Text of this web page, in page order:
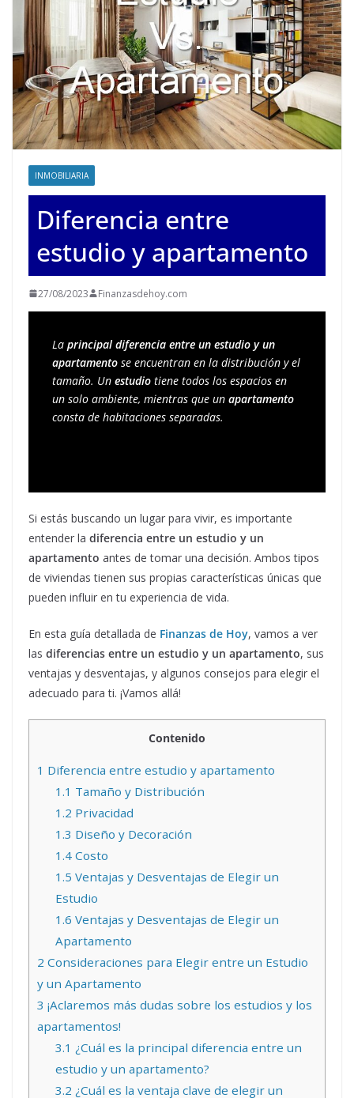
INMOBILIARIA
Diferencia entre
estudio y apartamento
27/08/2023 Finanzasdehoy.com
La principal diferencia entre un estudio y un
apartamento se encuentran en la distribución y el
tamaño. Un estudio tiene todos los espacios en
un solo ambiente, mientras que un apartamento
consta de habitaciones separadas.
Si estás buscando un lugar para vivir, es importante
entender la diferencia entre un estudio y un
apartamento antes de tomar una decisión. Ambos tipos
de viviendas tienen sus propias características únicas que
pueden influir en tu experiencia de vida.
En esta guía detallada de Finanzas de Hoy, vamos a ver
las diferencias entre un estudio y un apartamento, sus
ventajas y desventajas, y algunos consejos para elegir el
adecuado para ti. ¡Vamos allá!
Contenido
1 Diferencia entre estudio y apartamento
1.1 Tamaño y Distribución
1.2 Privacidad
1.3 Diseño y Decoración
1.4Costo
1.5 Ventajas y Desventajas de Elegir un
Estudio
1.6 Ventajas y Desventajas de Elegir un
Apartamento
2 Consideraciones para Elegir entre un Estudio
y un Apartamento
3 ¡Aclaremos más dudas sobre los estudios y los
apartamentos!
3.1 ¿Cuál es la principal diferencia entre un
estudio y un apartamento?
3.2 ¿Cuál es la ventaja clave de elegir un